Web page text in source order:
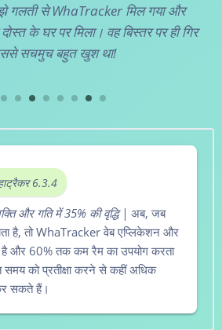
गलती से WhaTracker मिल गया और
के घर पर मिला। वह बिस्तर पर ही गिर
सचमुच बहुत खुश था!
6.3.4
और गति में 35% की वृद्धि | अब, जब
है, तो WhaTracker वेब एप्लिकेशन और
है और 60% तक कम रैम का उपयोग करता
को प्रतीक्षा करने से कहीं अधिक
सकते हैं।